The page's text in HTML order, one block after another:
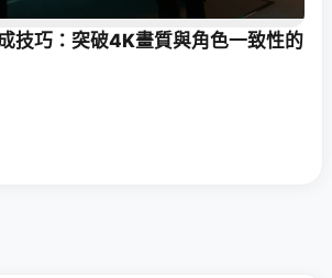
技巧：突破4K畫質與角色一致性的